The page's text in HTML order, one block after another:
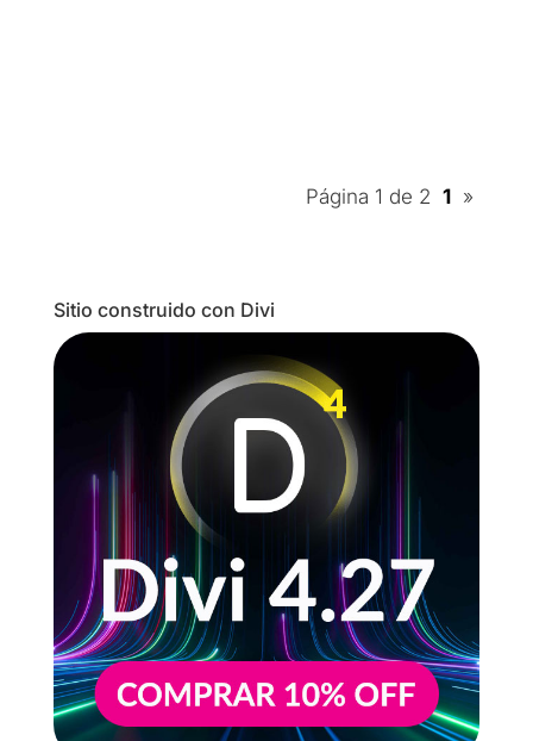
Página 1 de 2 1 »
Sitio construido con Divi